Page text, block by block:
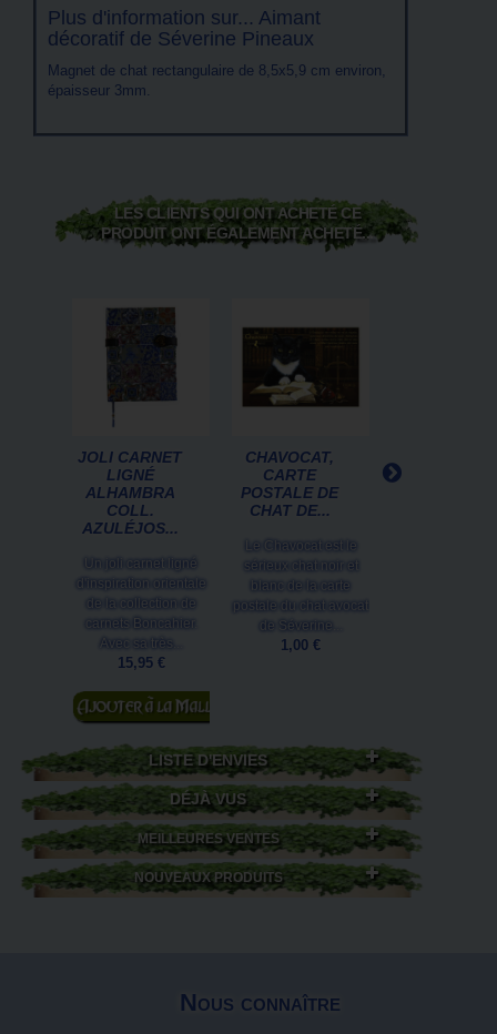
Plus d'information sur... Aimant
décoratif de Séverine Pineaux
Magnet de chat rectangulaire de 8,5x5,9 cm environ,
épaisseur 3mm.
LES CLIENTS QUI ONT ACHETÉ CE
PRODUIT ONT ÉGALEMENT ACHETÉ...
JOLI CARNET
LIGNÉ
ALHAMBRA
COLL.
AZULÉJOS...
Un joli carnet ligné
d'inspiration orientale
de la collection de
carnets Boncahier.
Avec sa très...
15,95 €
Ajouter au
panier
CHAVOCAT,
CARTE
POSTALE DE
CHAT DE...
Le Chavocat est le
sérieux chat noir et
blanc de la carte
postale du chat avocat
de Séverine...
1,00 €
LISTE D'ENVIES
DÉJÀ VUS
MEILLEURES VENTES
NOUVEAUX PRODUITS
Nous connaître